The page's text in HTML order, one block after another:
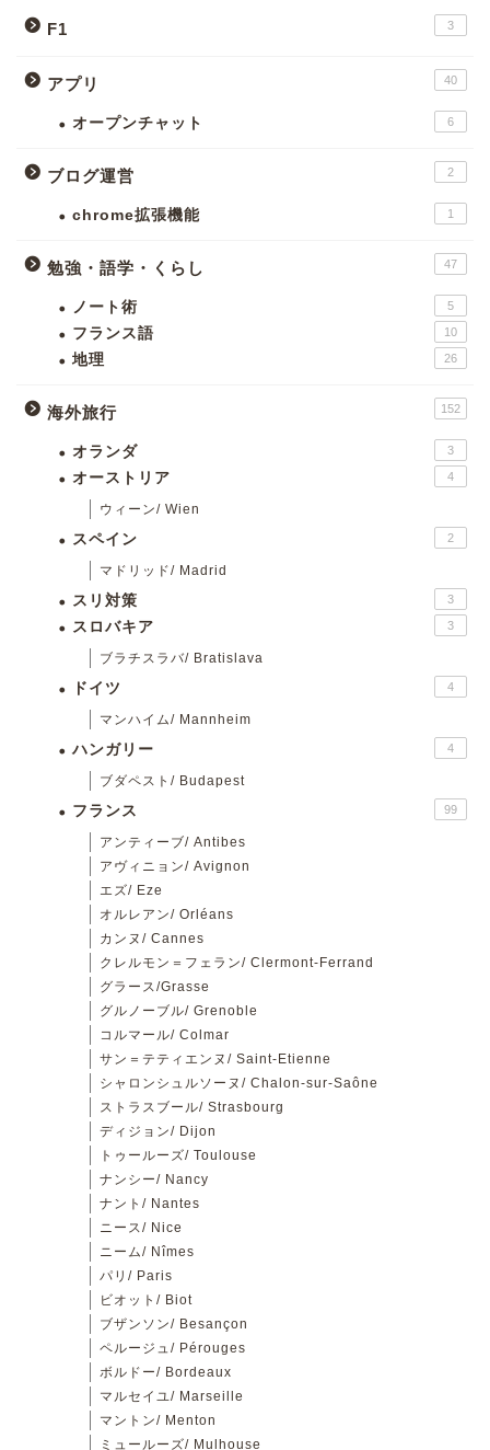
F1 3
アプリ 40
オープンチャット 6
ブログ運営 2
chrome拡張機能 1
勉強・語学・くらし 47
ノート術 5
フランス語 10
地理 26
海外旅行 152
オランダ 3
オーストリア 4
ウィーン/ Wien
スペイン 2
マドリッド/ Madrid
スリ対策 3
スロバキア 3
ブラチスラバ/ Bratislava
ドイツ 4
マンハイム/ Mannheim
ハンガリー 4
ブダペスト/ Budapest
フランス 99
アンティーブ/ Antibes
アヴィニョン/ Avignon
エズ/ Eze
オルレアン/ Orléans
カンヌ/ Cannes
クレルモン＝フェラン/ Clermont-Ferrand
グラース/Grasse
グルノーブル/ Grenoble
コルマール/ Colmar
サン＝テティエンヌ/ Saint-Etienne
シャロンシュルソーヌ/ Chalon-sur-Saône
ストラスブール/ Strasbourg
ディジョン/ Dijon
トゥールーズ/ Toulouse
ナンシー/ Nancy
ナント/ Nantes
ニース/ Nice
ニーム/ Nîmes
パリ/ Paris
ビオット/ Biot
ブザンソン/ Besançon
ペルージュ/ Pérouges
ボルドー/ Bordeaux
マルセイユ/ Marseille
マントン/ Menton
ミュールーズ/ Mulhouse